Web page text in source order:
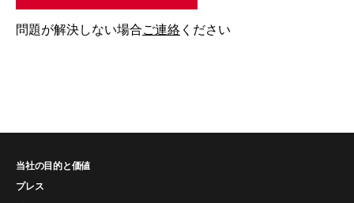
問題が解決しない場合ご連絡 ください
当社の目的と価値
プレス